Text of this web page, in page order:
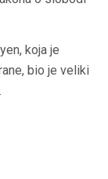
koja je
bio je veliki